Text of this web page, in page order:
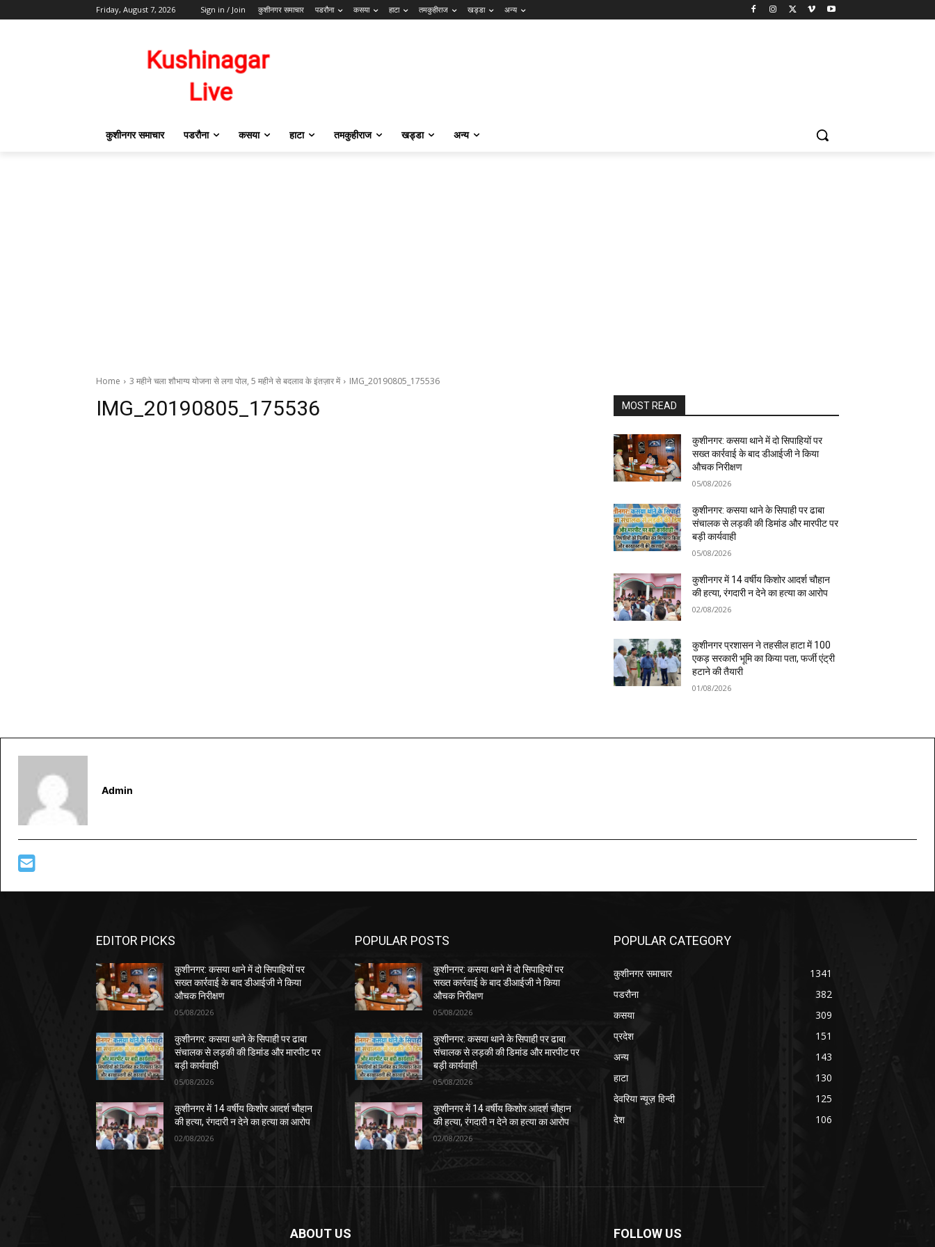
Friday, August 7, 2026 Sign in / Join कुशीनगर समाचार पडरौना कसया हाटा तमकुहीराज खड्डा अन्य
कुशीनगर समाचार पडरौना कसया हाटा तमकुहीराज खड्डा अन्य
Home 3 महीने चला शौभाग्य योजना से लगा पोल, 5 महीने से बदलाव के इंतज़ार में IMG_20190805_175536
IMG_20190805_175536 MOST READ
कुशीनगर: कसया थाने में दो सिपाहियों पर
सख्त कार्रवाई के बाद डीआईजी ने किया
औचक निरीक्षण
05/08/2026
कुशीनगर: कसया थाने के सिपाही पर ढाबा
संचालक से लड़की की डिमांड और मारपीट पर
बड़ी कार्यवाही
05/08/2026
कुशीनगर में 14 वर्षीय किशोर आदर्श चौहान
की हत्या, रंगदारी न देने का हत्या का आरोप
02/08/2026
कुशीनगर प्रशासन ने तहसील हाटा में 100
एकड़ सरकारी भूमि का किया पता, फर्जी एंट्री
हटाने की तैयारी
01/08/2026
Admin
EDITOR PICKS
कुशीनगर: कसया थाने में दो सिपाहियों पर
सख्त कार्रवाई के बाद डीआईजी ने किया
औचक निरीक्षण
05/08/2026
कुशीनगर: कसया थाने के सिपाही पर ढाबा
संचालक से लड़की की डिमांड और मारपीट पर
बड़ी कार्यवाही
05/08/2026
कुशीनगर में 14 वर्षीय किशोर आदर्श चौहान
की हत्या, रंगदारी न देने का हत्या का आरोप
02/08/2026
POPULAR POSTS
कुशीनगर: कसया थाने में दो सिपाहियों पर
सख्त कार्रवाई के बाद डीआईजी ने किया
औचक निरीक्षण
05/08/2026
कुशीनगर: कसया थाने के सिपाही पर ढाबा
संचालक से लड़की की डिमांड और मारपीट पर
बड़ी कार्यवाही
05/08/2026
कुशीनगर में 14 वर्षीय किशोर आदर्श चौहान
की हत्या, रंगदारी न देने का हत्या का आरोप
02/08/2026
POPULAR CATEGORY
कुशीनगर समाचार
1341
पडरौना
382
कसया
309
प्रदेश
151
अन्य
143
हाटा
130
देवरिया न्यूज़ हिन्दी
125
देश
106
ABOUT US FOLLOW US